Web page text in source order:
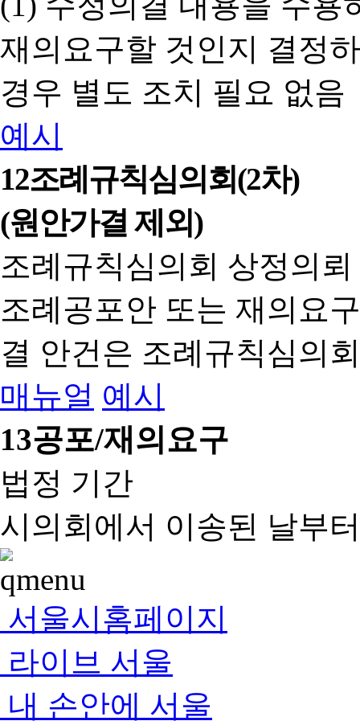
재의요구할 것인지 결정
경우 별도 조치 필요 없음
예시
12조례규칙심의회(2차)
(원안가결 제외)
조례규칙심의회 상정의
조례공포안 또는 재의요
결 안건은 조례규칙심의
매뉴얼 예시
13공포/재의요구
법정 기간
시의회에서 이송된 날부
서울시홈페이지
라이브 서울
내 손안에 서울